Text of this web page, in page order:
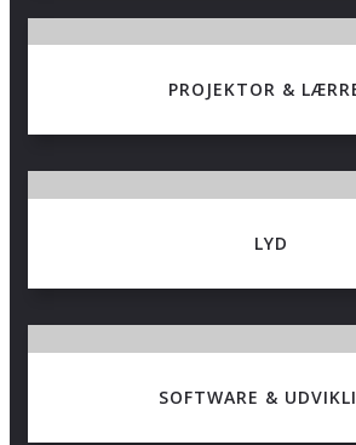
PROJEKTOR &
LYD
SOFTWARE &